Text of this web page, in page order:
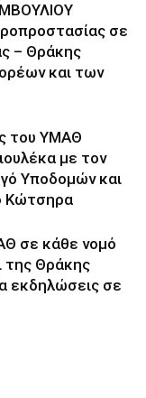
σε
– Θράκης
και των
του ΥΜΑΘ
με τον
Υποδομών και
Κώτσηρα
σε κάθε νομό
της Θράκης
εκδηλώσεις σε